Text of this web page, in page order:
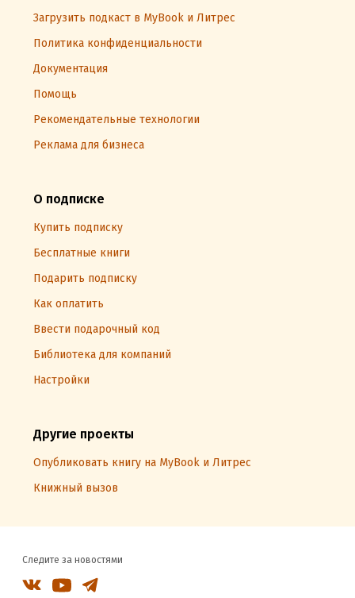
Загрузить подкаст в MyBook и Литрес
Политика конфиденциальности
Документация
Помощь
Рекомендательные технологии
Реклама для бизнеса
О подписке
Купить подписку
Бесплатные книги
Подарить подписку
Как оплатить
Ввести подарочный код
Библиотека для компаний
Настройки
Другие проекты
Опубликовать книгу на MyBook и Литрес
Книжный вызов
Следите за новостями